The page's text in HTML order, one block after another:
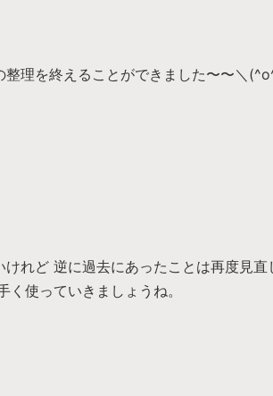
理を終えることができました〜〜＼
れど 逆に過去にあったことは再度見直
使っていきましょうね。